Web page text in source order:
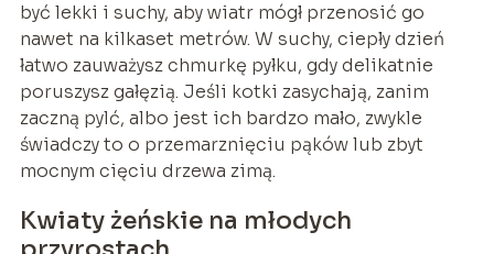
być lekki i suchy, aby wiatr mógł przenosić go
nawet na kilkaset metrów. W suchy, ciepły dzień
łatwo zauważysz chmurkę pyłku, gdy delikatnie
poruszysz gałęzią. Jeśli kotki zasychają, zanim
zaczną pylć, albo jest ich bardzo mało, zwykle
świadczy to o przemarznięciu pąków lub zbyt
mocnym cięciu drzewa zimą.
Kwiaty żeńskie na młodych